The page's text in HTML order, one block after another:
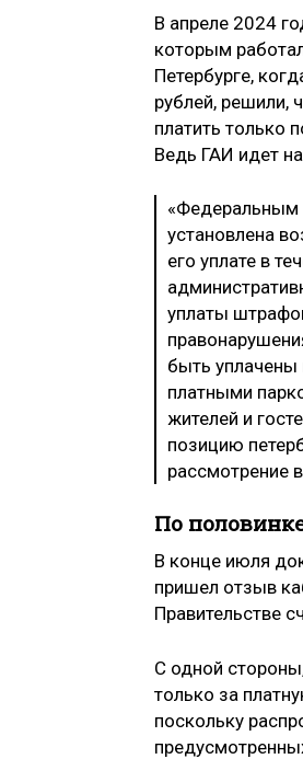
В апреле 2024
которым
Петербурге,
рублей, решили,
платить только
Ведь ГАИ идет
«Федеральным
установлена
его уплате в
уплаты
быть уплачены
платными
жителей и
позицию
рассмотрение
По
В конце июля
пришел отзыв
Правительстве
С одной
только за
поскольку